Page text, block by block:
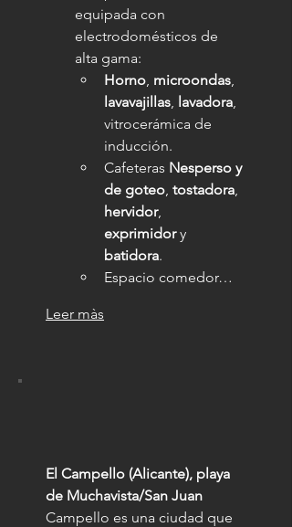
equipada con
electrodomésticos de
alta gama:
Horno, microondas,
lavavajillas, lavadora,
vitrocerámica de
inducción.
Cafeteras Nesperso y
de goteo, tostadora,
hervidor,
exprimidor y
batidora.
Espacio comedor…
Leer màs
El Campello (Alicante), playa
de Muchavista/San Juan
Campello es una ciudad que